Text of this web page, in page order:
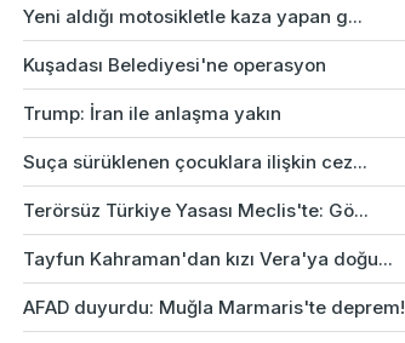
Yeni aldığı motosikletle kaza yapan g...
Kuşadası Belediyesi'ne operasyon
Trump: İran ile anlaşma yakın
Suça sürüklenen çocuklara ilişkin cez...
Terörsüz Türkiye Yasası Meclis'te: Gö...
Tayfun Kahraman'dan kızı Vera'ya doğu...
AFAD duyurdu: Muğla Marmaris'te deprem!